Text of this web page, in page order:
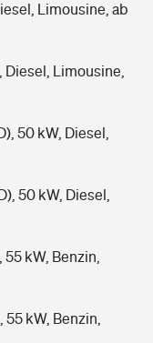
Limousine, ab
Diesel, Limousine,
50 kW, Diesel,
50 kW, Diesel,
kW, Benzin,
55 kW, Benzin,